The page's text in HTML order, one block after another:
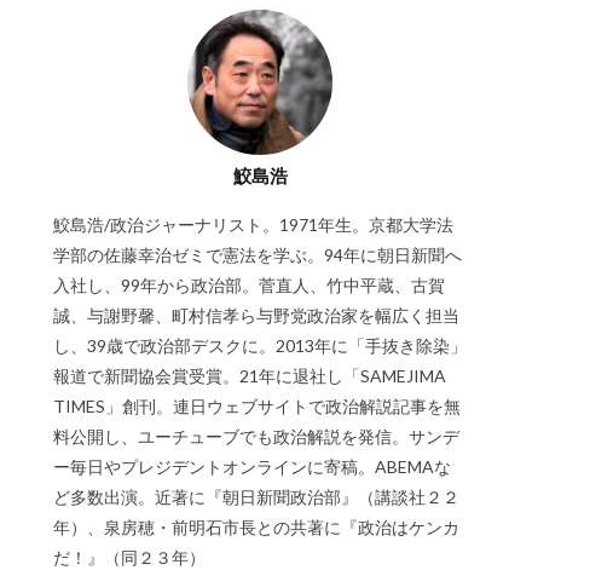
鮫島浩
鮫島浩/政治ジャーナリスト。1971年生。京都大学法
学部の佐藤幸治ゼミで憲法を学ぶ。94年に朝日新聞へ
入社し、99年から政治部。菅直人、竹中平蔵、古賀
誠、与謝野馨、町村信孝ら与野党政治家を幅広く担当
し、39歳で政治部デスクに。2013年に「手抜き除染」
報道で新聞協会賞受賞。21年に退社し「SAMEJIMA
TIMES」創刊。連日ウェブサイトで政治解説記事を無
料公開し、ユーチューブでも政治解説を発信。サンデ
ー毎日やプレジデントオンラインに寄稿。ABEMAな
ど多数出演。近著に『朝日新聞政治部』（講談社２２
年）、泉房穂・前明石市長との共著に『政治はケンカ
だ！』（同２３年）